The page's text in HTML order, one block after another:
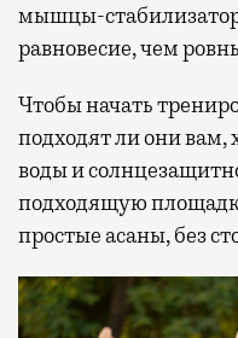
мышцы-
равновесие, чем
Чтобы начать
подходят ли они вам,
воды и
подходящую
простые асаны, без